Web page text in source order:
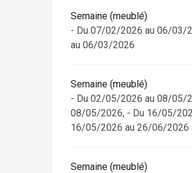
Semaine (meublé)
- Du 07/02/2026 au 06/03/
au 06/03/2026
Semaine (meublé)
- Du 02/05/2026 au 08/05/
08/05/2026, - Du 16/05/
16/05/2026 au 26/06/2026
Semaine (meublé)